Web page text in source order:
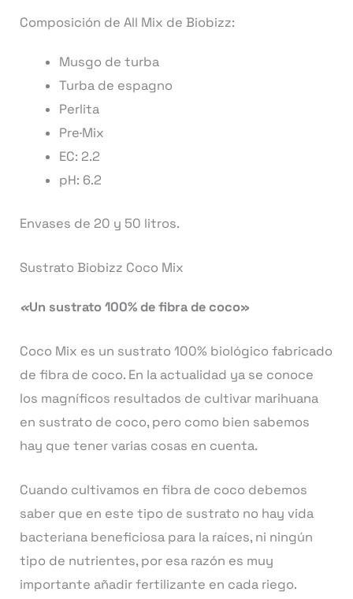
Composición de All Mix de Biobizz:
Musgo de turba
Turba de espagno
Perlita
Pre·Mix
EC: 2.2
pH: 6.2
Envases de 20 y 50 litros.
Sustrato Biobizz Coco Mix
«Un sustrato 100% de fibra de coco»
Coco Mix es un sustrato 100% biológico fabricado
de fibra de coco. En la actualidad ya se conoce
los magníficos resultados de cultivar marihuana
en sustrato de coco, pero como bien sabemos
hay que tener varias cosas en cuenta.
Cuando cultivamos en fibra de coco debemos
saber que en este tipo de sustrato no hay vida
bacteriana beneficiosa para la raíces, ni ningún
tipo de nutrientes, por esa razón es muy
importante añadir fertilizante en cada riego.